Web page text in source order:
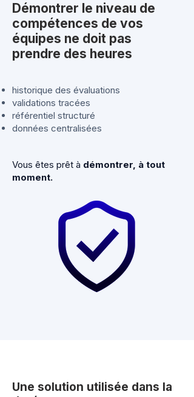
Démontrer le niveau de
compétences de vos
équipes ne doit pas
prendre des heures
historique des évaluations
validations tracées
référentiel structuré
données centralisées
Vous êtes prêt à démontrer, à tout
moment.
Une solution utilisée dans la